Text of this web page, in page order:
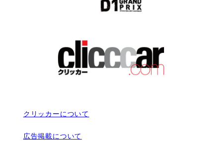
クリッカーについて
広告掲載について